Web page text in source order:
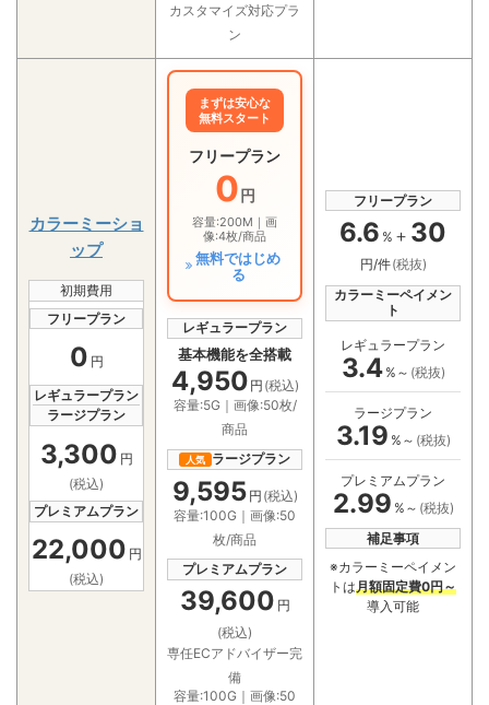
カスタマイズ対応プラ
ン
カラーミーショ
ップ
初期費用
フリープラン
0 円
レギュラープラン
ラージプラン
3,300 円
(税込)
プレミアムプラン
22,000 円
(税込)
まずは安心な
無料スタート
フリープラン
0円
容量:200M｜画
像:4枚/商品
無料ではじめ
る
レギュラープラン
基本機能を全搭載
4,950 円 (税込)
容量:5G｜画像:50枚/
商品
人気 ラージプラン
9,595 円 (税込)
容量:100G｜画像:50
枚/商品
プレミアムプラン
39,600 円
(税込)
専任ECアドバイザー完
備
容量:100G｜画像:50
フリープラン
6.6 % ＋ 30
円/件(税抜)
カラーミーペイメン
ト
レギュラープラン
3.4 %～ (税抜)
ラージプラン
3.19 %～ (税抜)
プレミアムプラン
2.99 %～ (税抜)
補足事項
※カラーミーペイメン
トは月額固定費0円～
導入可能